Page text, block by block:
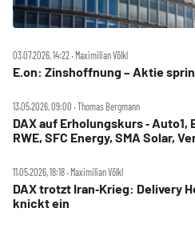
03.07.2026, 14:22 ‧ Maximilian Völkl
E.on: Zinshoffnung – Aktie
13.05.2026, 09:00 ‧ Thomas Bergmann
DAX auf Erholungskurs ‑ Auto1,
RWE, SFC Energy, SMA Solar,
11.05.2026, 18:18 ‧ Maximilian Völkl
DAX trotzt Iran‑Krieg: Delivery
knickt ein